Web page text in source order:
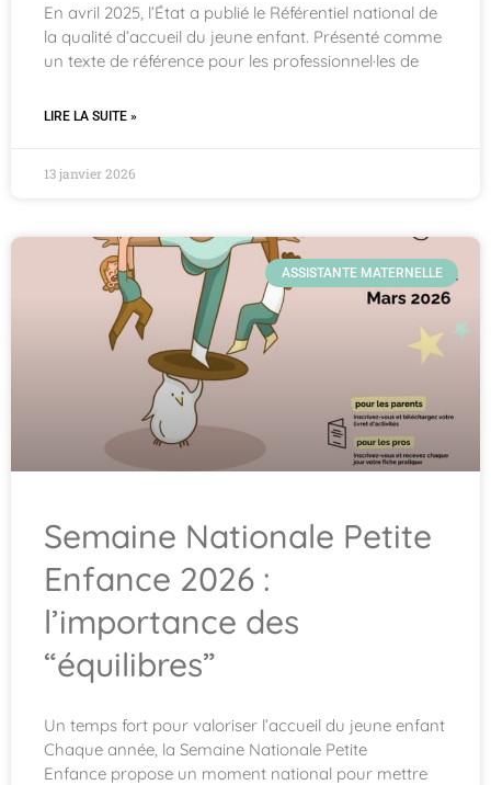
En avril 2025, l’État a publié le Référentiel national de
la qualité d’accueil du jeune enfant. Présenté comme
un texte de référence pour les professionnel·les de
LIRE LA SUITE »
13 janvier 2026
ASSISTANTE MATERNELLE
Semaine Nationale Petite
Enfance 2026 :
l’importance des
“équilibres”
Un temps fort pour valoriser l’accueil du jeune enfant
Chaque année, la Semaine Nationale Petite
Enfance propose un moment national pour mettre